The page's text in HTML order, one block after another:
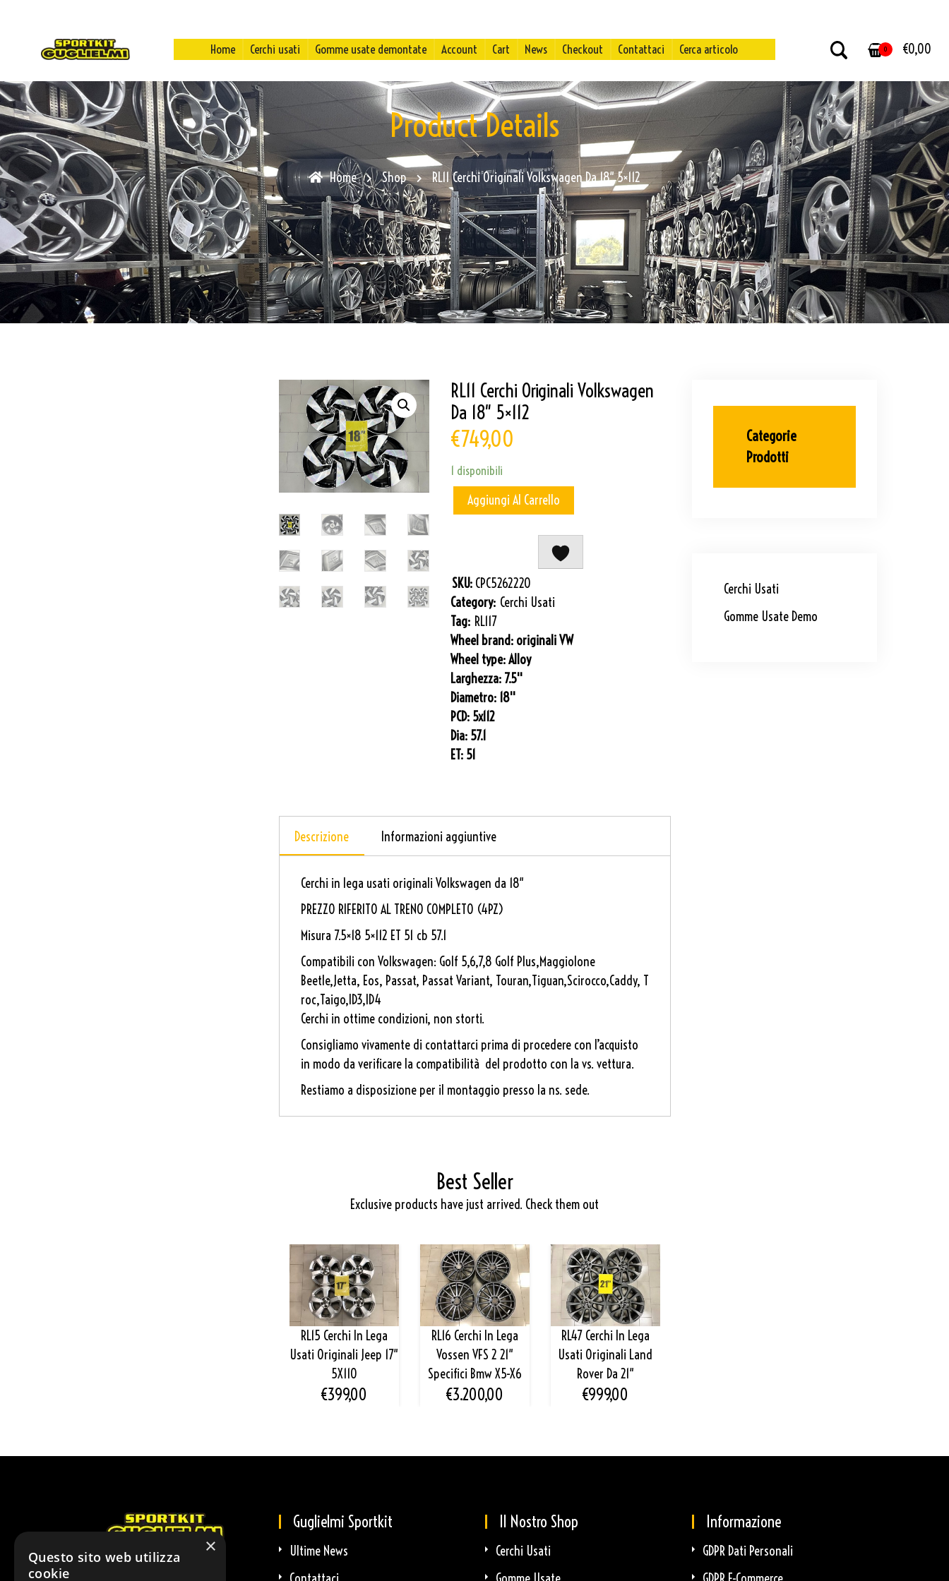
Home Cerchi usati Gomme usate demontate Account Cart News Checkout Contattaci Cerca articolo 0 €0,00
Product Details
Home Shop RL11 Cerchi Originali Volkswagen Da 18″ 5×112
RL11 Cerchi Originali Volkswagen
Da 18″ 5×112
€749,00
1 disponibili
Aggiungi Al Carrello
SKU: CPC5262220
Category: Cerchi Usati
Tag: RL117
Wheel brand: originali VW
Wheel type:Alloy
Larghezza: 7.5''
Diametro: 18''
PCD: 5x112
Dia: 57.1
ET: 51
Descrizione Informazioni aggiuntive
Cerchi in lega usati originali Volkswagen da 18″
PREZZO RIFERITO AL TRENO COMPLETO (4PZ)
Misura 7.5×18 5×112 ET 51 cb 57.1
Compatibili con Volkswagen: Golf 5,6,7,8 Golf Plus,Maggiolone
Beetle,Jetta, Eos, Passat, Passat Variant, Touran,Tiguan,Scirocco,Caddy, T
roc,Taigo,ID3,ID4
Cerchi in ottime condizioni, non storti.
Consigliamo vivamente di contattarci prima di procedere con l’acquisto
in modo da verificare la compatibilità del prodotto con la vs. vettura.
Restiamo a disposizione per il montaggio presso la ns. sede.
Best Seller
Exclusive products have just arrived. Check them out
RL15 Cerchi In Lega
Usati Originali Jeep 17″
5X110
€399,00
RL16 Cerchi In Lega
Vossen VFS 2 21″
Specifici Bmw X5-X6
€3.200,00
RL47 Cerchi In Lega
Usati Originali Land
Rover Da 21″
€999,00
Categorie
Prodotti
Cerchi Usati
Gomme Usate Demo
Guglielmi Sportkit
Ultime News
Il Nostro Shop
Cerchi Usati
Informazione
GDPR Dati Personali
×
Questo sito web utilizza
cookie